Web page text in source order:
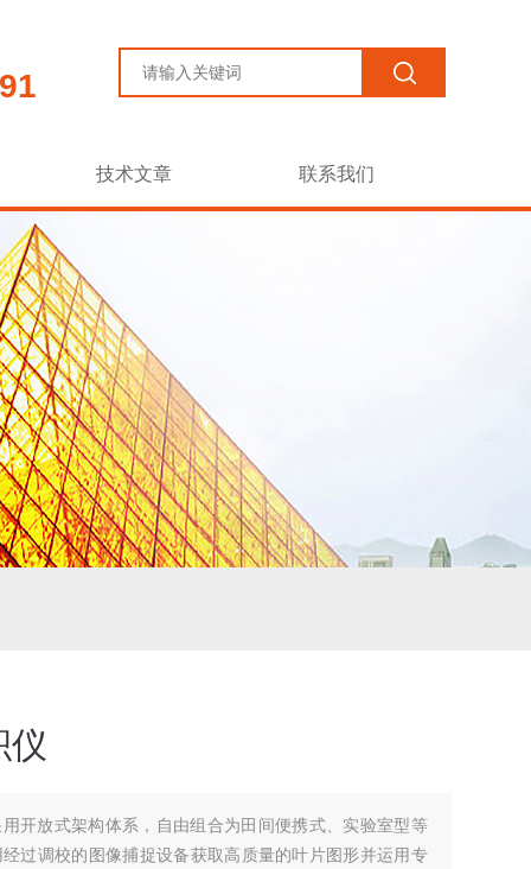
技术文章 联系我们
仪
开放式架构体系，自由组合为田间便携式、实验室型等
过调校的图像捕捉设备获取高质量的叶片图形并运用专